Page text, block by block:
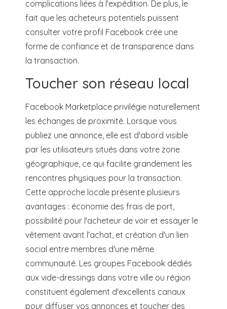
complications liées à l'expédition. De plus, le
fait que les acheteurs potentiels puissent
consulter votre profil Facebook crée une
forme de confiance et de transparence dans
la transaction.
Toucher son réseau local
Facebook Marketplace privilégie naturellement
les échanges de proximité. Lorsque vous
publiez une annonce, elle est d'abord visible
par les utilisateurs situés dans votre zone
géographique, ce qui facilite grandement les
rencontres physiques pour la transaction.
Cette approche locale présente plusieurs
avantages : économie des frais de port,
possibilité pour l'acheteur de voir et essayer le
vêtement avant l'achat, et création d'un lien
social entre membres d'une même
communauté. Les groupes Facebook dédiés
aux vide-dressings dans votre ville ou région
constituent également d'excellents canaux
pour diffuser vos annonces et toucher des